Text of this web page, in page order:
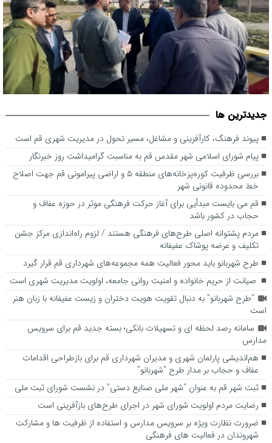
اصلاح خط محدوده قانونی شهر
جديدترين ها
پیوند فرهنگ، کارآفرینی و مشاغل، مسیر تحول در مدیریت شهری قم است
پیام شورای اسلامی شهر مقدس قم به مناسبت گرامیداشت روز خبرنگار
بررسی ظرفیت کوره‌پزخانه‌های منطقه ۵ و اراضی پیرامونی قم جهت اصلاح
خط محدوده قانونی شهر
قم می بایست مبدأیی برای آغاز حرکت فرهنگی موثر در حوزه عفاف و
حجاب در کشور باشد
مردم پشتوانه اصلی طرح‌های فرهنگی هستند / لزوم راه‌اندازی مرکز جشن
تکلیف و عرضه پوشاک عفیفانه
طرح شهربانو باید محور فعالیت همه مجموعه‌های شهرداری قم قرار گیرد
صیانت از حریم خانواده و امنیت روانی جامعه، اولویت مدیریت شهری است
“طرح شهربانو” به دنبال تقویت هویت دختران و زیست عفیفانه با زبان هنر
است
سامانه رصد لحظه ای و تسهیلات بانکی؛ بسته جدید قم برای سرویس
مدارس
هم‌اندیشی پارلمان شهری و مدیران شهرداری قم برای بازطراحی اقدامات
عفاف و حجاب بر مدار طرح “شهربانو”
ثبت شهر قم به عنوان “شهر ملی صنایع دستی” در نشست شورای ثبت ملی
رضایت مردم اولویت شورای شهر در اجرای طرح‌های بازآفرینی است
ضرورت نظارت ویژه بر سرویس مدارس و استفاده از ظرفیت ها و مشارکت
شهروندان در فعالیت های فرهنگی